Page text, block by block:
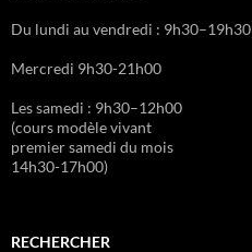
Du lundi au vendredi : 9h30–19h30
Mercredi 9h30-21h00
Les samedi : 9h30–12h00
(cours modèle vivant
premier samedi du mois
14h30-17h00)
RECHERCHER